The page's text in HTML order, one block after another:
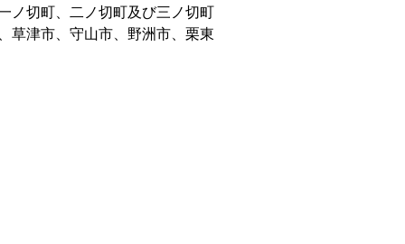
ノ切町、二ノ切町及び三ノ切町
草津市、守山市、野洲市、栗東